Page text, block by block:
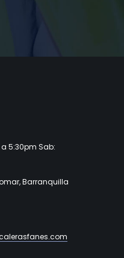
5:30pm Sab:
Barranquilla